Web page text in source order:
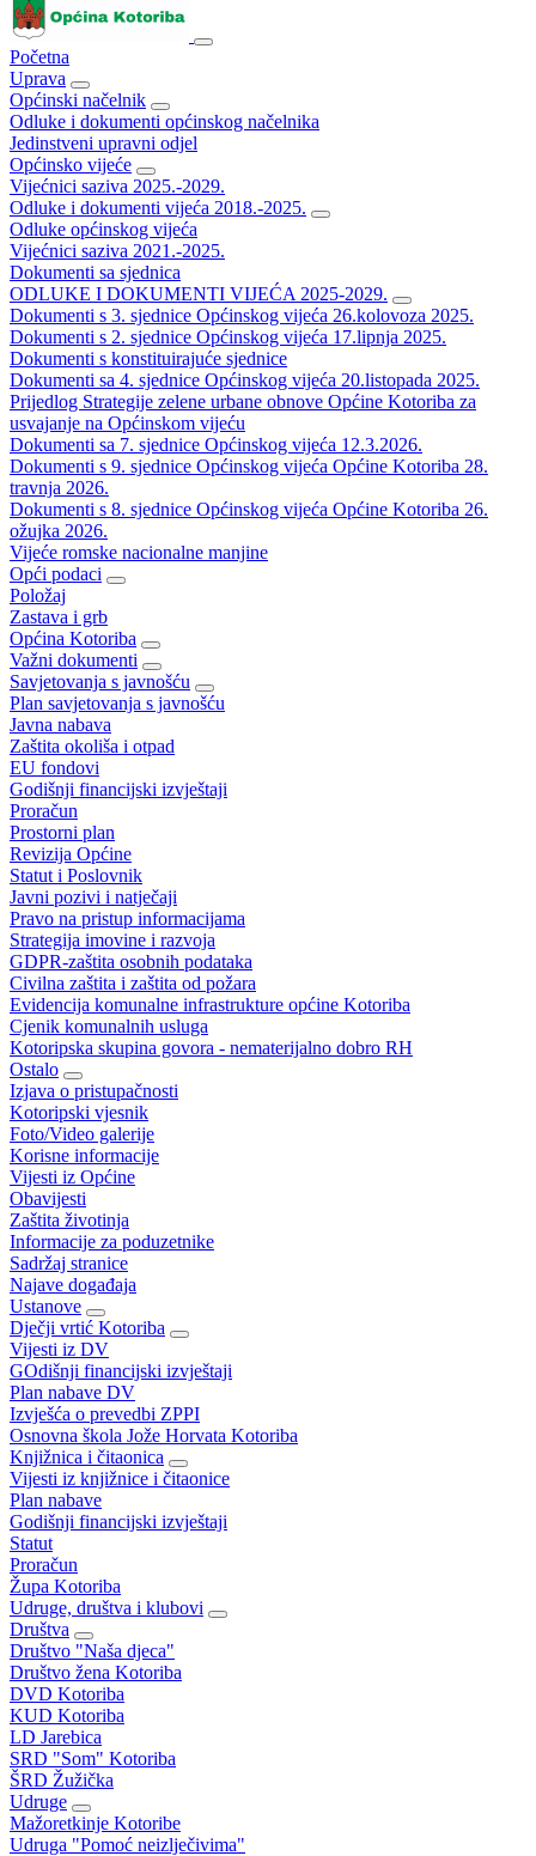
Početna
Uprava
Općinski načelnik
Odluke i dokumenti općinskog načelnika
Jedinstveni upravni odjel
Općinsko vijeće
Vijećnici saziva 2025.-2029.
Odluke i dokumenti vijeća 2018.-2025.
Odluke općinskog vijeća
Vijećnici saziva 2021.-2025.
Dokumenti sa sjednica
ODLUKE I DOKUMENTI VIJEĆA 2025-2029.
Dokumenti s 3. sjednice Općinskog vijeća 26.kolovoza 2025.
Dokumenti s 2. sjednice Općinskog vijeća 17.lipnja 2025.
Dokumenti s konstituirajuće sjednice
Dokumenti sa 4. sjednice Općinskog vijeća 20.listopada 2025.
Prijedlog Strategije zelene urbane obnove Općine Kotoriba za
usvajanje na Općinskom vijeću
Dokumenti sa 7. sjednice Općinskog vijeća 12.3.2026.
Dokumenti s 9. sjednice Općinskog vijeća Općine Kotoriba 28.
travnja 2026.
Dokumenti s 8. sjednice Općinskog vijeća Općine Kotoriba 26.
ožujka 2026.
Vijeće romske nacionalne manjine
Opći podaci
Položaj
Zastava i grb
Općina Kotoriba
Važni dokumenti
Savjetovanja s javnošću
Plan savjetovanja s javnošću
Javna nabava
Zaštita okoliša i otpad
EU fondovi
Godišnji financijski izvještaji
Proračun
Prostorni plan
Revizija Općine
Statut i Poslovnik
Javni pozivi i natječaji
Pravo na pristup informacijama
Strategija imovine i razvoja
GDPR-zaštita osobnih podataka
Civilna zaštita i zaštita od požara
Evidencija komunalne infrastrukture općine Kotoriba
Cjenik komunalnih usluga
Kotoripska skupina govora - nematerijalno dobro RH
Ostalo
Izjava o pristupačnosti
Kotoripski vjesnik
Foto/Video galerije
Korisne informacije
Vijesti iz Općine
Obavijesti
Zaštita životinja
Informacije za poduzetnike
Sadržaj stranice
Najave događaja
Ustanove
Dječji vrtić Kotoriba
Vijesti iz DV
GOdišnji financijski izvještaji
Plan nabave DV
Izvješća o prevedbi ZPPI
Osnovna škola Jože Horvata Kotoriba
Knjižnica i čitaonica
Vijesti iz knjižnice i čitaonice
Plan nabave
Godišnji financijski izvještaji
Statut
Proračun
Župa Kotoriba
Udruge, društva i klubovi
Društva
Društvo "Naša djeca"
Društvo žena Kotoriba
DVD Kotoriba
KUD Kotoriba
LD Jarebica
SRD "Som" Kotoriba
ŠRD Žužička
Udruge
Mažoretkinje Kotoribe
Udruga "Pomoć neizlječivima"